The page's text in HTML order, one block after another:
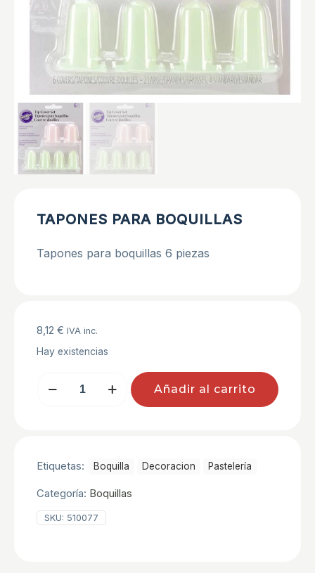
TAPONES PARA BOQUILLAS
Tapones para boquillas 6 piezas
8,12 € IVA inc.
Hay existencias
PARA
Añadir al carrito
Etiquetas: Boquilla Decoracion Pastelerí­a
Categoría: Boquillas
SKU: 510077